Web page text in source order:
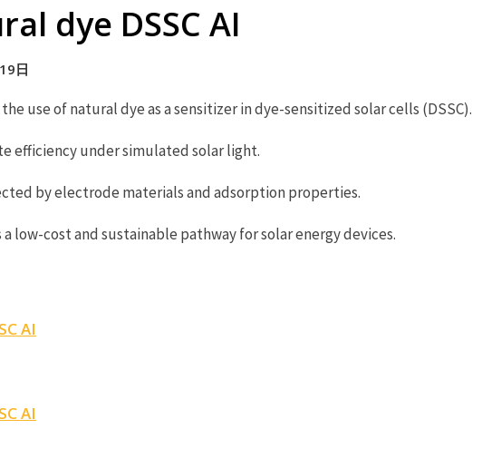
dye DSSC AI
日
use of natural dye as a sensitizer in dye-sensitized solar cells (DSSC).
efficiency under simulated solar light.
by electrode materials and adsorption properties.
low-cost and sustainable pathway for solar energy devices.
AI
AI